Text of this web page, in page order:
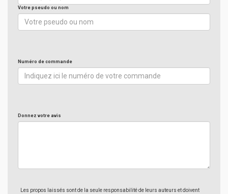
Votre pseudo ou nom
Numéro de commande
Donnez votre avis
Les propos laissés sont de la seule responsabilité de leurs auteurs et doivent